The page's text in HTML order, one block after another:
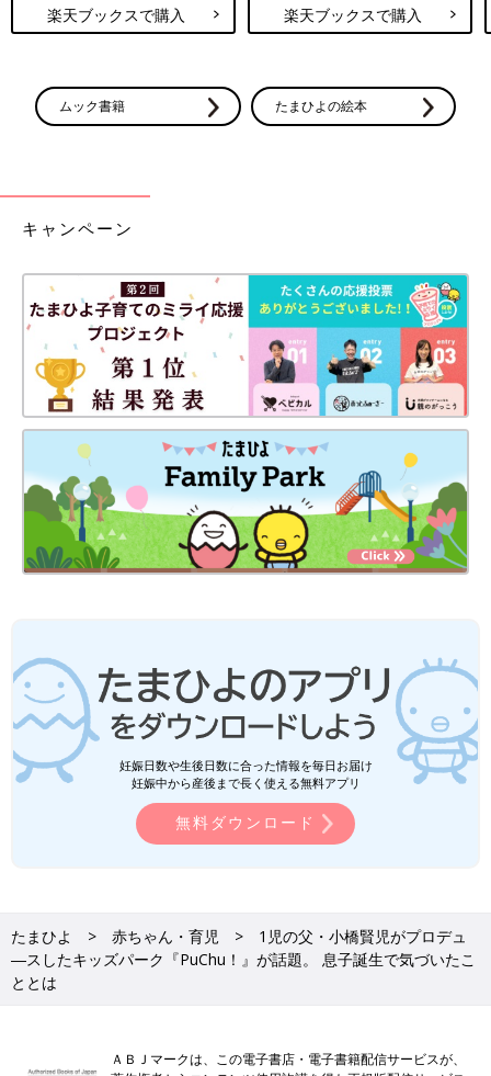
楽天ブックスで購入 楽天ブックスで購入
ムック書籍 たまひよの絵本
キャンペーン
妊娠日数や生後日数に合った情報を毎日お届け
妊娠中から産後まで長く使える無料アプリ
無料ダウンロード
たまひよ 赤ちゃん・育児
1児の父・小橋賢児がプロデュ
―スしたキッズパーク『PuChu！』が話題。 息子誕生で気づいたこ
ととは
ＡＢＪマークは、この電子書店・電子書籍配信サービスが、